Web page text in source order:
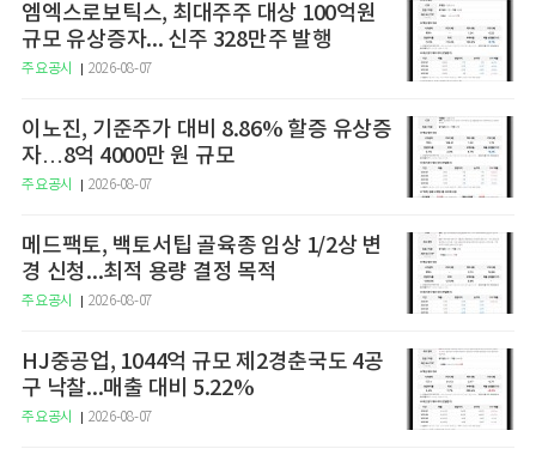
엠엑스로보틱스, 최대주주 대상 100억원
규모 유상증자... 신주 328만주 발행
주요공시 2026-08-07
이노진, 기준주가 대비 8.86% 할증 유상증
자…8억 4000만 원 규모
주요공시 2026-08-07
메드팩토, 백토서팁 골육종 임상 1/2상 변
경 신청...최적 용량 결정 목적
주요공시 2026-08-07
HJ중공업, 1044억 규모 제2경춘국도 4공
구 낙찰...매출 대비 5.22%
주요공시 2026-08-07